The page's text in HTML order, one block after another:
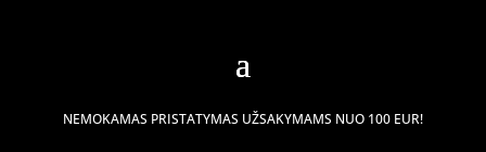
NEMOKAMAS PRISTATYMAS UŽSAKYMAMS NUO 100 EUR!